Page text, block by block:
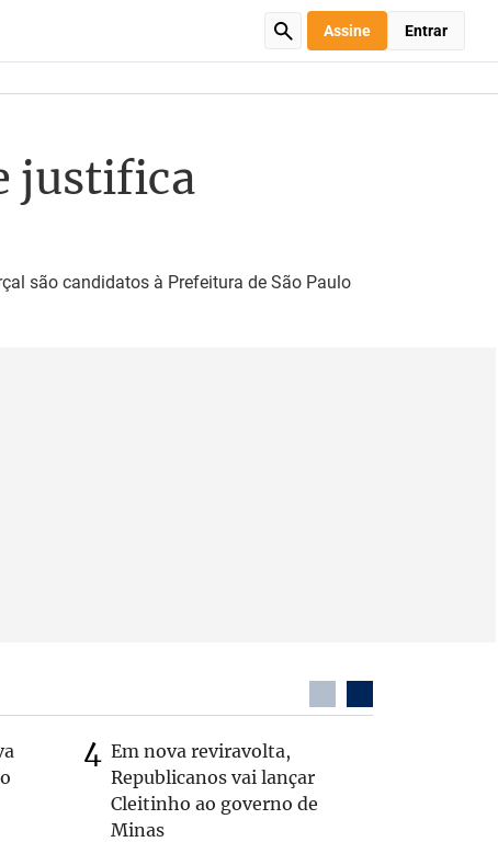
Assine Entrar
justifica
são candidatos à Prefeitura de São Paulo
Em nova reviravolta,
Republicanos vai lançar
Cleitinho ao governo de
Minas